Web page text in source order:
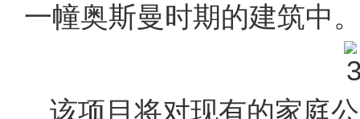
一幢奥斯曼时期的建筑中
该项目将对现有的家庭